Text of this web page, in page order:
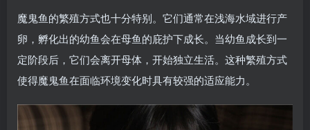
魔鬼鱼的繁殖方式也十分特别。它们通常在浅海水域进行产
卵，孵化出的幼鱼会在母鱼的庇护下成长。当幼鱼成长到一
定阶段后，它们会离开母体，开始独立生活。这种繁殖方式
使得魔鬼鱼在面临环境变化时具有较强的适应能力。